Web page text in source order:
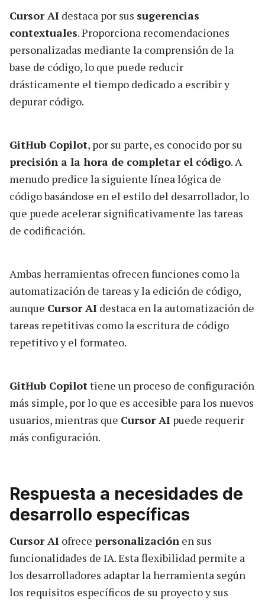
Cursor AI destaca por sus sugerencias
contextuales. Proporciona recomendaciones
personalizadas mediante la comprensión de la
base de código, lo que puede reducir
drásticamente el tiempo dedicado a escribir y
depurar código.
GitHub Copilot, por su parte, es conocido por su
precisión a la hora de completar el código. A
menudo predice la siguiente línea lógica de
código basándose en el estilo del desarrollador, lo
que puede acelerar significativamente las tareas
de codificación.
Ambas herramientas ofrecen funciones como la
automatización de tareas y la edición de código,
aunque Cursor AI destaca en la automatización de
tareas repetitivas como la escritura de código
repetitivo y el formateo.
GitHub Copilottiene un proceso de configuración
más simple, por lo que es accesible para los nuevos
usuarios, mientras que Cursor AI puede requerir
más configuración.
Respuesta a necesidades de
desarrollo específicas
Cursor AI ofrece personalización en sus
funcionalidades de IA. Esta flexibilidad permite a
los desarrolladores adaptar la herramienta según
los requisitos específicos de su proyecto y sus